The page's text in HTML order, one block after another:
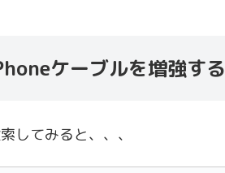
ケーブルを増強す
してみると、、、